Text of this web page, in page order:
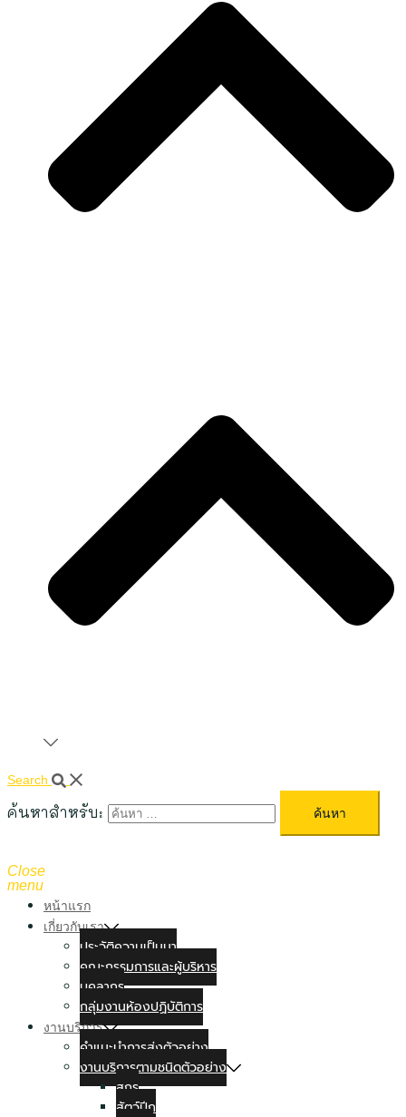
Search
ค้นหาสำหรับ:
Close
menu
หน้าแรก
เกี่ยวกับเรา
ประวัติความเป็นมา
คณะกรรมการและผู้บริหาร
บุคลากร
กลุ่มงานห้องปฏิบัติการ
งานบริการ
คำแนะนำการส่งตัวอย่าง
งานบริการตามชนิดตัวอย่าง
สุกร
สัตว์ปีก